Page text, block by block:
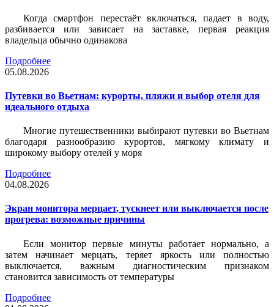
Когда смартфон перестаёт включаться, падает в воду,
разбивается или зависает на заставке, первая реакция
владельца обычно одинакова
Подробнее
05.08.2026
Путевки во Вьетнам: курорты, пляжи и выбор отеля для
идеального отдыха
Многие путешественники выбирают путевки во Вьетнам
благодаря разнообразию курортов, мягкому климату и
широкому выбору отелей у моря
Подробнее
04.08.2026
Экран монитора мерцает, тускнеет или выключается после
прогрева: возможные причины
Если монитор первые минуты работает нормально, а
затем начинает мерцать, теряет яркость или полностью
выключается, важным диагностическим признаком
становится зависимость от температуры
Подробнее